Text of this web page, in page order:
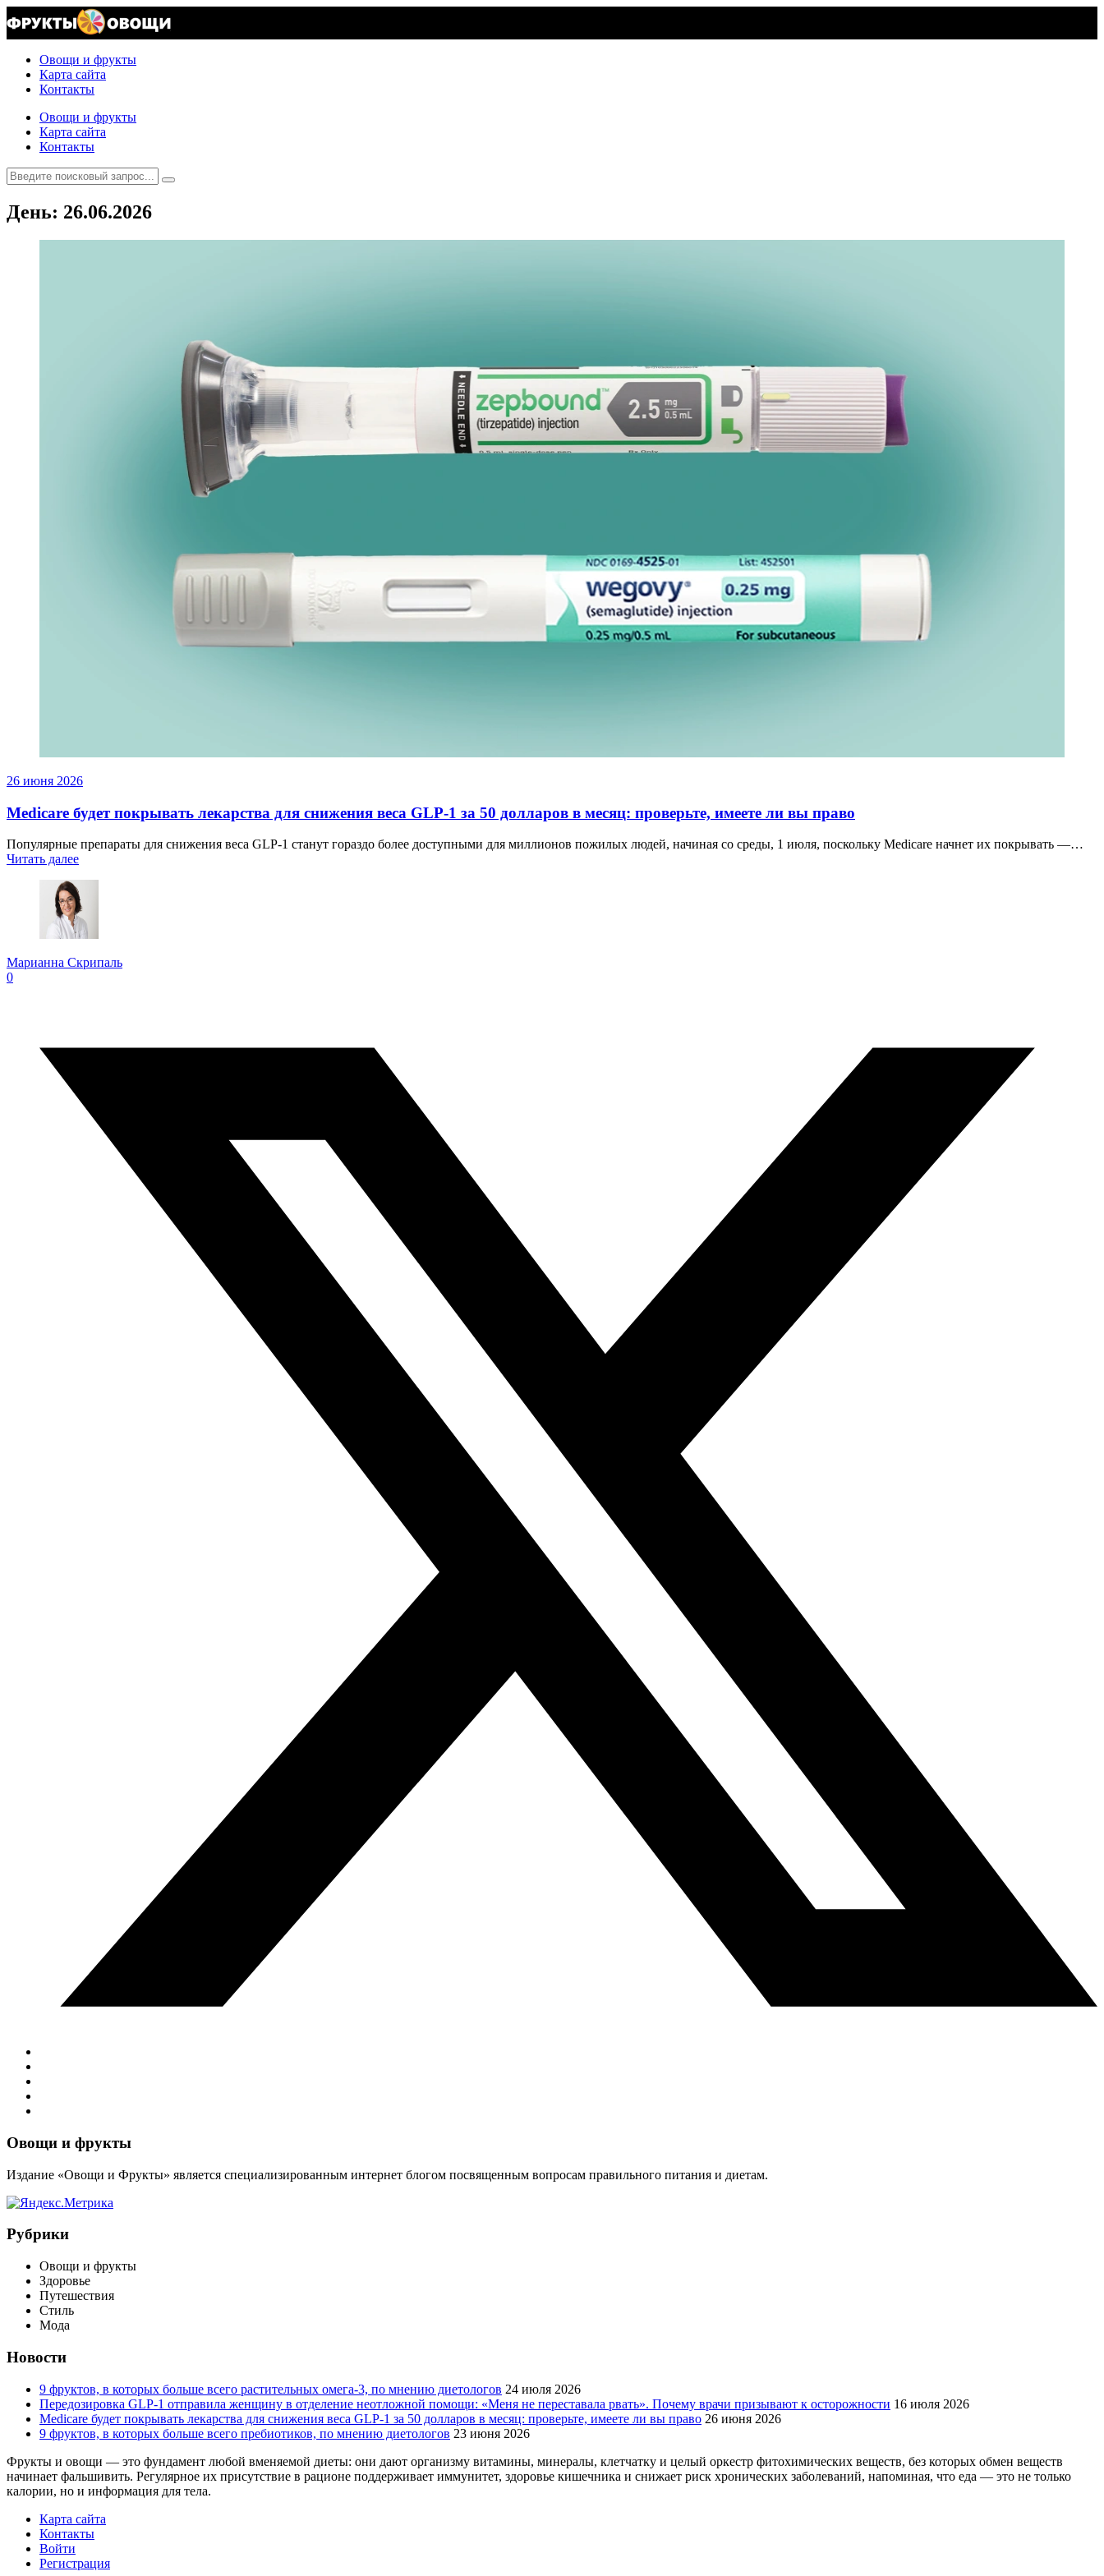
Овощи и фрукты
Карта сайта
Контакты
Овощи и фрукты
Карта сайта
Контакты
День: 26.06.2026
26 июня 2026
Medicare будет покрывать лекарства для снижения веса GLP-1 за 50 долларов в месяц: проверьте, имеете ли вы право
Популярные препараты для снижения веса GLP-1 станут гораздо более доступными для миллионов пожилых людей, начиная со среды, 1 июля, поскольку Medicare начнет их покрывать —…
Читать далее
Марианна Скрипаль
0
Виджеты
Овощи и фрукты
Издание «Овощи и Фрукты» является специализированным интернет блогом посвященным вопросам правильного питания и диетам.
Рубрики
Овощи и фрукты
Здоровье
Путешествия
Стиль
Мода
Новости
9 фруктов, в которых больше всего растительных омега-3, по мнению диетологов 24 июля 2026
Передозировка GLP-1 отправила женщину в отделение неотложной помощи: «Меня не переставала рвать». Почему врачи призывают к осторожности 16 июля 2026
Medicare будет покрывать лекарства для снижения веса GLP-1 за 50 долларов в месяц: проверьте, имеете ли вы право 26 июня 2026
9 фруктов, в которых больше всего пребиотиков, по мнению диетологов 23 июня 2026
Фрукты и овощи — это фундамент любой вменяемой диеты: они дают организму витамины, минералы, клетчатку и целый оркестр фитохимических веществ, без которых обмен веществ
начинает фальшивить. Регулярное их присутствие в рационе поддерживает иммунитет, здоровье кишечника и снижает риск хронических заболеваний, напоминая, что еда — это не только
калории, но и информация для тела.
Карта сайта
Контакты
Войти
Регистрация